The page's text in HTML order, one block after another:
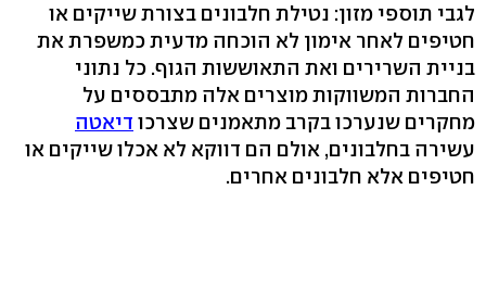
לגבי תוספי מזון: נטילת חלבונים בצורת שייקים או
חטיפים לאחר אימון לא הוכחה מדעית כמשפרת את
בניית השרירים ואת התאוששות הגוף. כל נתוני
החברות המשווקות מוצרים אלה מתבססים על
מחקרים שנערכו בקרב מתאמנים שצרכו דיאטה
עשירה בחלבונים, אולם הם דווקא לא אכלו שייקים או
חטיפים אלא חלבונים אחרים.